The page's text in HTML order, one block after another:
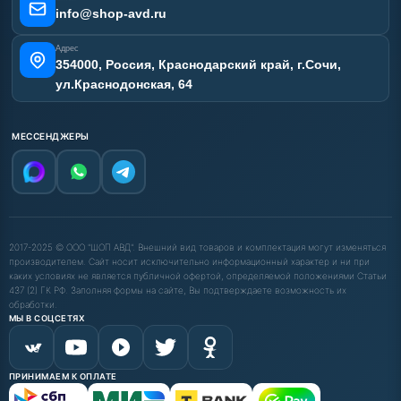
info@shop-avd.ru
Адрес
354000, Россия, Краснодарский край, г.Сочи,
ул.Краснодонская, 64
МЕССЕНДЖЕРЫ
2017-2025 © ООО "ШОП АВД". Внешний вид товаров и комплектация могут изменяться
производителем. Сайт носит исключительно информационный характер и ни при
каких условиях не является публичной офертой, определяемой положениями Статьи
437 (2) ГК РФ. Заполняя формы на сайте, Вы подтверждаете возможность их
обработки.
МЫ В СОЦСЕТЯХ
ПРИНИМАЕМ К ОПЛАТЕ